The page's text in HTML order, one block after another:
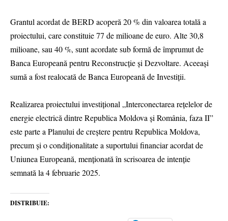
Grantul acordat de BERD acoperă 20 % din valoarea totală a
proiectului, care constituie 77 de milioane de euro. Alte 30,8
milioane, sau 40 %, sunt acordate sub formă de împrumut de
Banca Europeană pentru Reconstrucție și Dezvoltare. Aceeași
sumă a fost realocată de Banca Europeană de Investiții.
Realizarea proiectului investițional „Interconectarea rețelelor de
energie electrică dintre Republica Moldova și România, faza II”
este parte a Planului de creștere pentru Republica Moldova,
precum și o condiționalitate a suportului financiar acordat de
Uniunea Europeană, menționată în scrisoarea de intenție
semnată la 4 februarie 2025.
DISTRIBUIE: